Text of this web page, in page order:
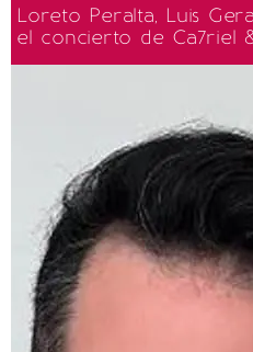
Loreto Peralta, Luis
el concierto de Ca7riel